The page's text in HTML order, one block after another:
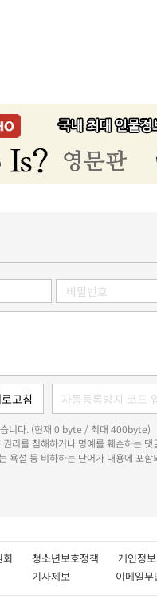
습니다. (현재 0 byte / 최대 400byte)
리를 침해하거나 명예를 훼손하는
욕설 등 비하하는 단어가 내용에 포
회 청소년보호정책 개인
기사제보 이메일